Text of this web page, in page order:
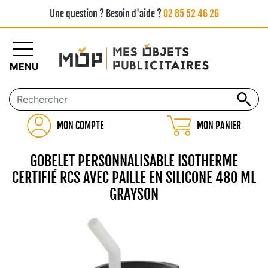
Une question ? Besoin d'aide ?02 85 52 46 26
MON COMPTE MON PANIER
MENU
GOBELET PERSONNALISABLE ISOTHERME
CERTIFIÉ RCS AVEC PAILLE EN SILICONE 480 ML
GRAYSON